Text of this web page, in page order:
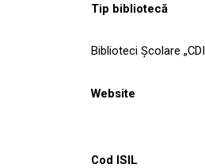
NOUTĂȚI
Tip bibliotecă
Biblioteci Școlare
Website
Cod ISIL